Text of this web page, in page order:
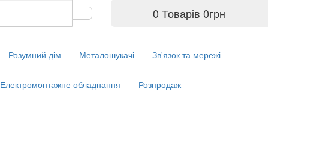
0 Товарів 0грн
Розумний дім Металошукачі Зв'язок та мережі
Електромонтажне обладнання Розпродаж